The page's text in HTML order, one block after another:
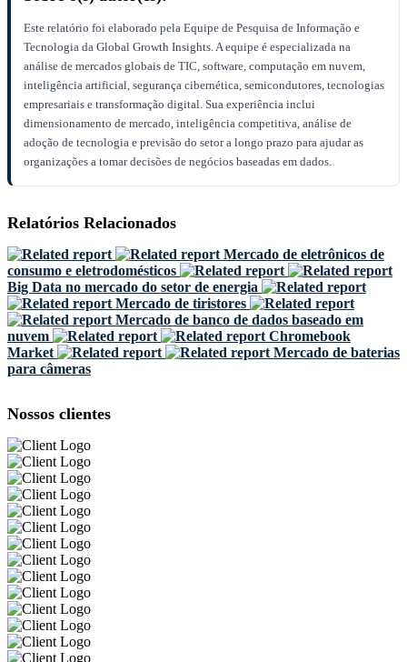
Este relatório foi elaborado pela Equipe de Pesquisa de Informação e
Tecnologia da Global Growth Insights. A equipe é especializada na
análise de mercados globais de TIC, software, computação em nuvem,
inteligência artificial, segurança cibernética, semicondutores, tecnologias
empresariais e transformação digital. Sua experiência inclui
dimensionamento de mercado, inteligência competitiva, análise de
adoção de tecnologia e previsão do setor a longo prazo para ajudar as
organizações a tomar decisões de negócios baseadas em dados.
Relatórios Relacionados
Mercado de eletrônicos de
consumo e eletrodomésticos
Big Data no mercado do setor de energia
Mercado de tiristores
Mercado de banco de dados baseado em
nuvem
Chromebook
Market
Mercado de baterias
para câmeras
Nossos clientes